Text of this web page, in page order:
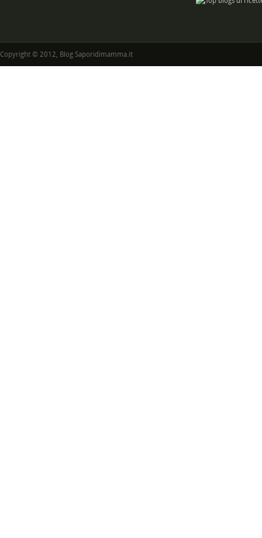
Copyright © 2012, Blog Saporidimamma.it